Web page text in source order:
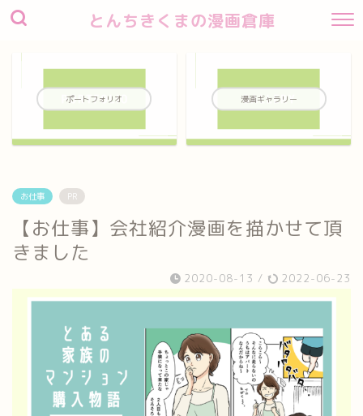
とんちきくまの漫画倉庫
ポートフォリオ 漫画ギャラリー
お仕事 PR
【お仕事】会社紹介漫画を描かせて頂
きました
2020-08-13 / 2022-06-23